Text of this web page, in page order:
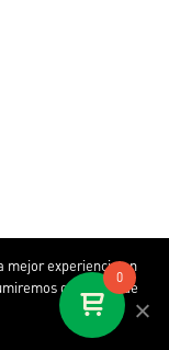
0
mejor experiencia en
que estás de